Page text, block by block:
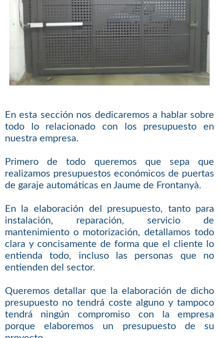
En esta sección nos dedicaremos a hablar sobre
todo lo relacionado con los presupuesto en
nuestra empresa.
Primero de todo queremos que sepa que
realizamos presupuestos económicos de puertas
de garaje automáticas en Jaume de Frontanyà.
En la elaboración del presupuesto, tanto para
instalación, reparación, servicio de
mantenimiento o motorización, detallamos todo
clara y concisamente de forma que el cliente lo
entienda todo, incluso las personas que no
entienden del sector.
Queremos detallar que la elaboración de dicho
presupuesto no tendrá coste alguno y tampoco
tendrá ningún compromiso con la empresa
porque elaboremos un presupuesto de su